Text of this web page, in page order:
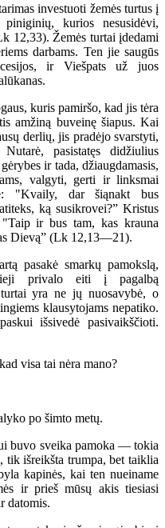
investuoti žemės turtus į
kurios nesusidėvi,
12,33). Žemės turtai įdedami
darbams. Ten jie saugūs
ir Viešpats už juos
kuris pamiršo, kad jis tėra
amžiną buveinę šiapus. Kai
derlių, jis pradėjo svarstyti,
pasistatęs didžiulius
ir tada, džiaugdamasis,
valgyti, gerti ir linksmai
"Kvaily, dar šiąnakt bus
ką susikrovei?” Kristus
ir bus tam, kas krauna
Dievą” (Lk 12,13—21).
pasakė smarkų pamokslą,
privalo eiti į pagalbą
yra ne jų nuosavybė, o
klausytojams nepatiko.
išsivedė pasivaikščioti.
visa tai nėra mano?
po šimto metų.
buvo sveika pamoka — tokia
tik išreikšta trumpa, bet taiklia
kapinės, kai ten nueiname
ir prieš mūsų akis tiesiasi
datomis.